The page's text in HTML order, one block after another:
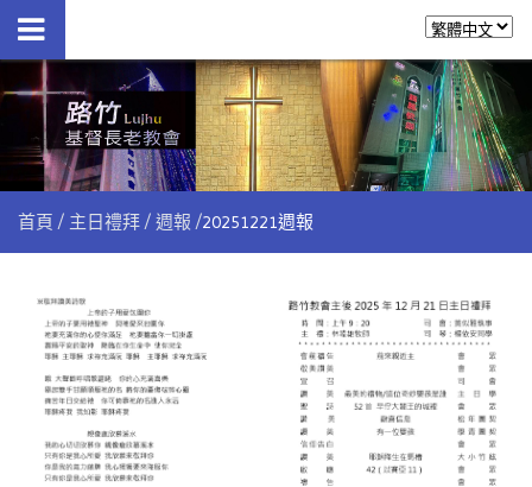
首頁 主日禮拜 週報 20251221週報